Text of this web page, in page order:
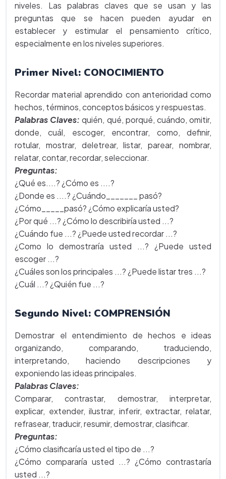
niveles. Las palabras claves que se usan y las
preguntas que se hacen pueden ayudar en
establecer y estimular el pensamiento crítico,
especialmente en los niveles superiores.
Primer Nivel: CONOCIMIENTO
Recordar material aprendido con anterioridad como
hechos, términos, conceptos básicos y respuestas.
Palabras Claves: quién, qué, porqué, cuándo, omitir,
donde, cuál, escoger, encontrar, como, definir,
rotular, mostrar, deletrear, listar, parear, nombrar,
relatar, contar, recordar, seleccionar.
Preguntas:
¿Qué es....? ¿Cómo es ....?
¿Donde es ....? ¿Cuándo_______ pasó?
¿Cómo_____pasó? ¿Cómo explicaría usted?
¿Por qué ...? ¿Cómo lo describiría usted ...?
¿Cuándo fue ...? ¿Puede usted recordar ...?
¿Como lo demostraría usted ...? ¿Puede usted
escoger ...?
¿Cuáles son los principales ...? ¿Puede listar tres ...?
¿Cuál ...? ¿Quién fue ...?
Segundo Nivel: COMPRENSIÓN
Demostrar el entendimiento de hechos e ideas
organizando, comparando, traduciendo,
interpretando, haciendo descripciones y
exponiendo las ideas principales.
Palabras Claves:
Comparar, contrastar, demostrar, interpretar,
explicar, extender, ilustrar, inferir, extractar, relatar,
refrasear, traducir, resumir, demostrar, clasificar.
Preguntas:
¿Cómo clasificaría usted el tipo de ...?
¿Cómo compararía usted ...? ¿Cómo contrastaría
usted ...?